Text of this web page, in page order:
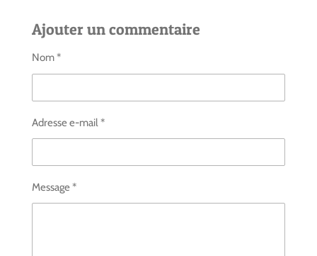
t
a
e
t
a
t
a
t
a
Ajouter un commentaire
Nom *
Adresse e-mail *
Message *